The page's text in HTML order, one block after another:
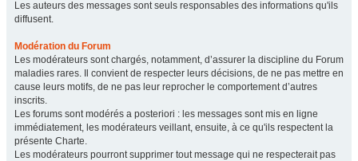
Les auteurs des messages sont seuls responsables des informations qu'ils
diffusent.
Modération du Forum
Les modérateurs sont chargés, notamment, d’assurer la discipline du Forum
maladies rares. Il convient de respecter leurs décisions, de ne pas mettre en
cause leurs motifs, de ne pas leur reprocher le comportement d’autres
inscrits.
Les forums sont modérés a posteriori : les messages sont mis en ligne
immédiatement, les modérateurs veillant, ensuite, à ce qu'ils respectent la
présente Charte.
Les modérateurs pourront supprimer tout message qui ne respecterait pas